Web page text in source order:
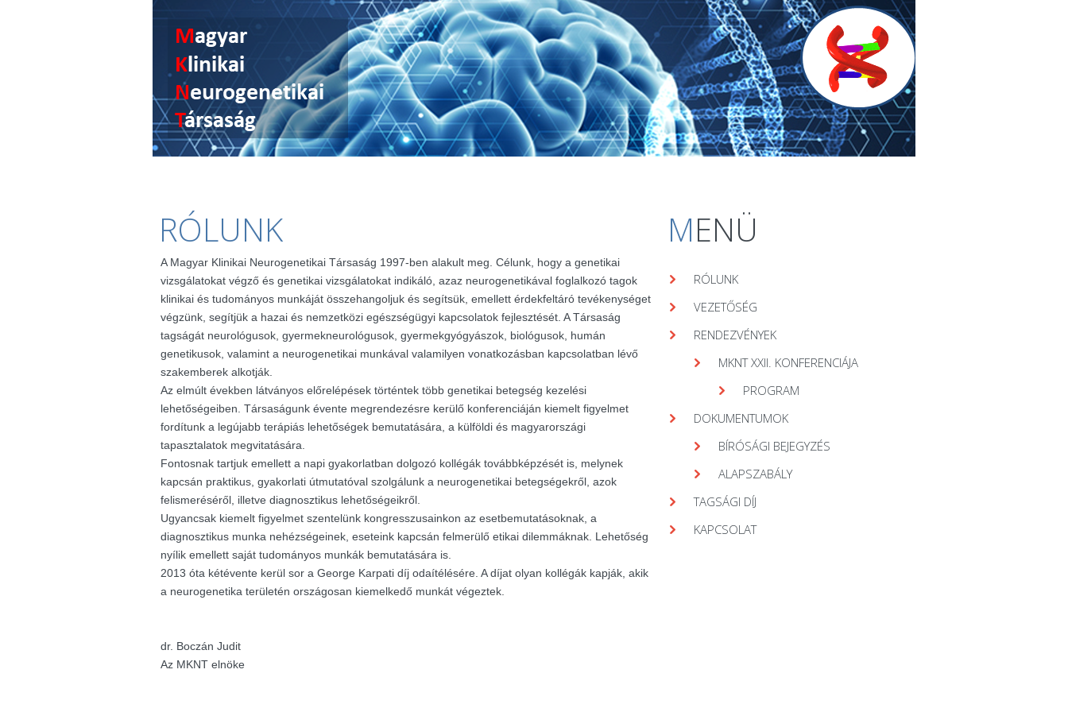
RÓLUNK
A Magyar Klinikai Neurogenetikai Társaság 1997-ben alakult meg. Célunk, hogy a genetikai
vizsgálatokat végző és genetikai vizsgálatokat indikáló, azaz neurogenetikával foglalkozó tagok
klinikai és tudományos munkáját összehangoljuk és segítsük, emellett érdekfeltáró tevékenységet
végzünk, segítjük a hazai és nemzetközi egészségügyi kapcsolatok fejlesztését. A Társaság
tagságát neurológusok, gyermekneurológusok, gyermekgyógyászok, biológusok, humán
genetikusok, valamint a neurogenetikai munkával valamilyen vonatkozásban kapcsolatban lévő
szakemberek alkotják.
Az elmúlt években látványos előrelépések történtek több genetikai betegség kezelési
lehetőségeiben. Társaságunk évente megrendezésre kerülő konferenciáján kiemelt figyelmet
fordítunk a legújabb terápiás lehetőségek bemutatására, a külföldi és magyarországi
tapasztalatok megvitatására.
Fontosnak tartjuk emellett a napi gyakorlatban dolgozó kollégák továbbképzését is, melynek
kapcsán praktikus, gyakorlati útmutatóval szolgálunk a neurogenetikai betegségekről, azok
felismeréséről, illetve diagnosztikus lehetőségeikről.
Ugyancsak kiemelt figyelmet szentelünk kongresszusainkon az esetbemutatásoknak, a
diagnosztikus munka nehézségeinek, eseteink kapcsán felmerülő etikai dilemmáknak. Lehetőség
nyílik emellett saját tudományos munkák bemutatására is.
2013 óta kétévente kerül sor a George Karpati díj odaítélésére. A díjat olyan kollégák kapják, akik
a neurogenetika területén országosan kiemelkedő munkát végeztek.
dr. Boczán Judit
Az MKNT elnöke
MENÜ
RÓLUNK
VEZETŐSÉG
RENDEZVÉNYEK
MKNT XXII. KONFERENCIÁJA
PROGRAM
DOKUMENTUMOK
BÍRÓSÁGI BEJEGYZÉS
ALAPSZABÁLY
TAGSÁGI DÍJ
KAPCSOLAT